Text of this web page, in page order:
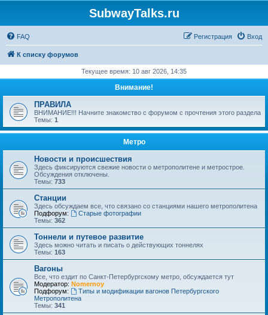
SubwayTalks.ru
FAQ Вход
Регистрация
К списку форумов
Текущее время: 10 авг 2026, 14:35
Внимание!
ПРАВИЛА
ВНИМАНИЕ!!! Начните знакомство с форумом с прочтения этого раздела
Темы: 1
Метро
Новости и происшествия
Здесь фиксируются свежие новости о метрополитене и метрострое.
Обсуждения отключены.
Темы: 733
Станции
Здесь обсуждаем все, что связано со станциями нашего метрополитена
Подфорум:
Старые фотографии
Темы: 362
Тоннели и путевое развитие
Здесь можно читать и писать о действующих тоннелях
Темы: 163
Вагоны
Все, что ездит по Санкт-Петербургскому метро, обсуждается тут
Модератор: Nomernoy
Подфорум:
Типы и модификации вагонов Петербургского
Метрополитена
Темы: 341